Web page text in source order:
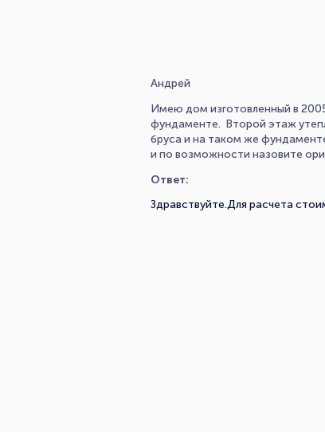
Андрей
Имею дом изготовленный в
фундаменте. Второй этаж
бруса и на таком же
и по возможности назовите
Ответ:
Здравствуйте.Для расчета